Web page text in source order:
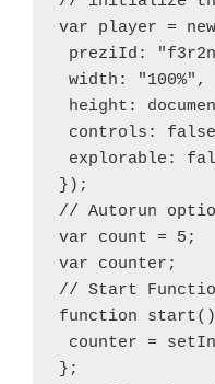
var player =
preziId:
width: "100%",
height:
controls:
explorable:
});
// Autorun
var count = 5;
var counter;
// Start
function
counter =
};